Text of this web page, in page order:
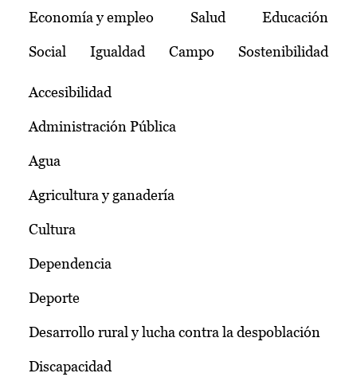
Temas
Economía y empleo Salud Educación
Social Igualdad Campo Sostenibilidad
Accesibilidad
Administración Pública
Agua
Agricultura y ganadería
Cultura
Dependencia
Deporte
Desarrollo rural y lucha contra la despoblación
Discapacidad